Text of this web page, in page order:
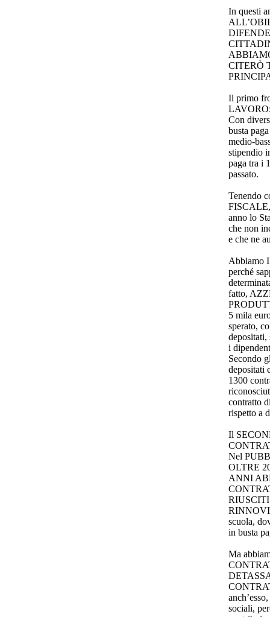
In questi
CITERÒ
Il primo
Con
busta
medio-
stipendio
paga tra i
passato.
Tenendo
anno lo
che non
e che ne
Abbiamo
perché
fatto,
5 mila
sperato,
depositati,
i
Secondo
depositati
1300
contratto
rispetto a
Il
Nel
OLTRE
ANNI
RINNOVI.
scuola,
in busta
Ma
sociali,